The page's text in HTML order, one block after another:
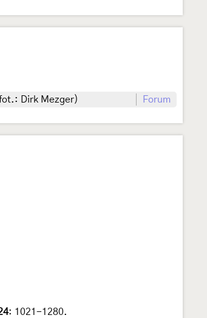
Dirk Mezger) Forum
: 1021-1280.